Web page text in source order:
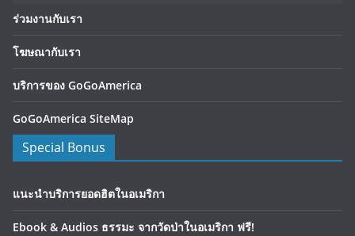
ร่วมงานกับเรา
โฆษณากับเรา
บริการของ GoGoAmerica
GoGoAmerica SiteMap
Special Bonus
แนะนำบริการยอดฮิตในอเมริกา
Ebook & Audios ธรรมะ จากวัดป่าในอเมริกา ฟรี!